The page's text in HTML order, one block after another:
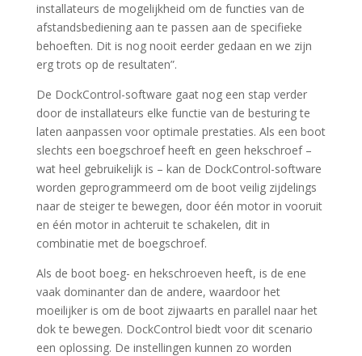
installateurs de mogelijkheid om de functies van de
afstandsbediening aan te passen aan de specifieke
behoeften. Dit is nog nooit eerder gedaan en we zijn
erg trots op de resultaten”.
De DockControl-software gaat nog een stap verder
door de installateurs elke functie van de besturing te
laten aanpassen voor optimale prestaties. Als een boot
slechts een boegschroef heeft en geen hekschroef –
wat heel gebruikelijk is – kan de DockControl-software
worden geprogrammeerd om de boot veilig zijdelings
naar de steiger te bewegen, door één motor in vooruit
en één motor in achteruit te schakelen, dit in
combinatie met de boegschroef.
Als de boot boeg- en hekschroeven heeft, is de ene
vaak dominanter dan de andere, waardoor het
moeilijker is om de boot zijwaarts en parallel naar het
dok te bewegen. DockControl biedt voor dit scenario
een oplossing. De instellingen kunnen zo worden